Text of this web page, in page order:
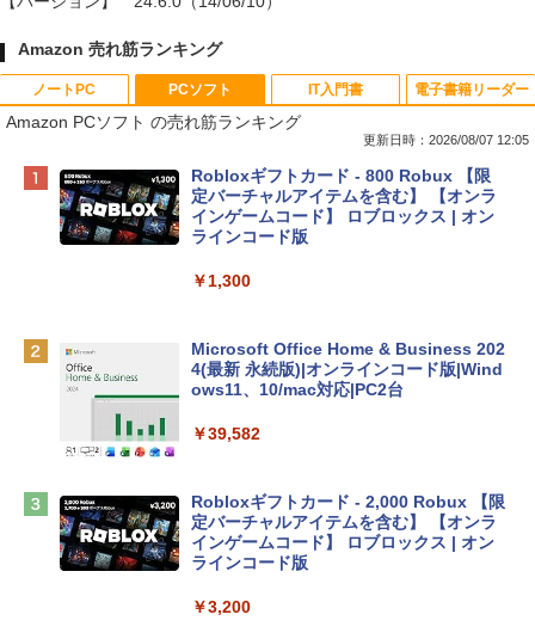
Amazon 売れ筋ランキング
ノートPC
Apple 2026 MacBook Neo A18 Proチッ
プ搭載13インチノートブック：AIとAppl
e Intelligence、Liquid Retinaディスプ
レイ、8GBメモリ、512GB SSD、1080p
ィゴ + 3年延長 AppleCare+ for 13インチ
￥162,598
ンケース Dell NEC Lavie ASUS HP dyna
￥2,952
Apple 2026 MacBook Air M5チップ搭載
igence、13.6インチLiquid Retinaディ
PCソフト
Amazon PCソフト の売れ筋ランキング
更新日時：2026/08/07 12:05
Robloxギフトカード - 800 Robux 【限
定バーチャルアイテムを含む】 【オンラ
インゲームコード】 ロブロックス | オン
ラインコード版
￥1,300
Microsoft Office Home & Business 202
4(最新 永続版)|オンラインコード版|Wind
ows11、10/mac対応|PC2台
￥39,582
Robloxギフトカード - 2,000 Robux 【限
定バーチャルアイテムを含む】 【オンラ
インゲームコード】 ロブロックス | オン
ラインコード版
￥3,200
IT入門書 電子書籍リーダー